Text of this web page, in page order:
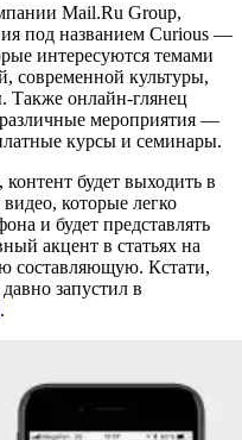
Mail.Ru Group,
под названием Curious —
интересуются темами
современной культуры,
Также онлайн-глянец
различные мероприятия —
курсы и семинары.
будет выходить в
которые легко
и будет представлять
акцент в статьях на
составляющую. Кстати,
запустил в
.